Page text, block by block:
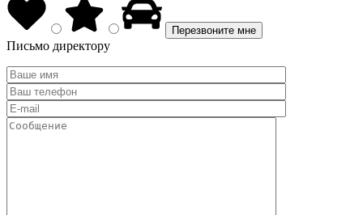
Письмо директору